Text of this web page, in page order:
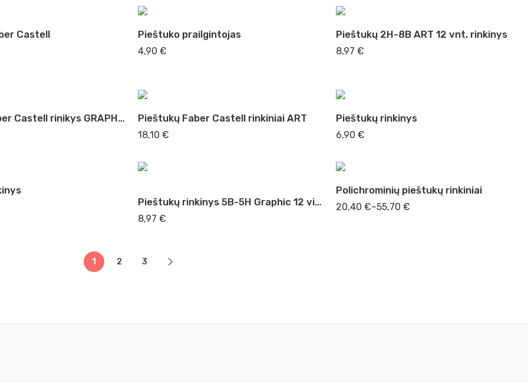
Castell Pieštuko prailgintojas
4,90 €
Pieštukų 2H-8B ART 12 vnt. rinkinys
8,97 €
Pieštukų Faber Castell rinikys GRAPHIC Pieštukų Faber Castell rinkiniai ART
18,10 €
Pieštukų rinkinys
6,90 €
Pieštukų rinkinys 5B-5H Graphic 12 vienetų rinkinys
8,97 €
Polichrominių pieštukų rinkiniai
20,40 €–55,70 €
12sp
24sp
1 2 3